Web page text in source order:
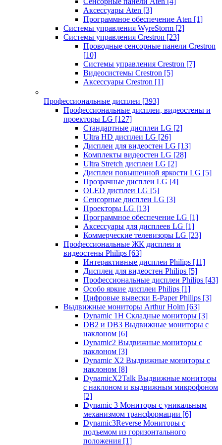
Аксессуары Aten [3]
Программное обеспечение Aten [1]
Системы управления WyreStorm [2]
Системы управления Crestron [23]
Проводные сенсорные панели Crestron
[10]
Системы управления Crestron [7]
Видеосистемы Crestron [5]
Аксессуары Crestron [1]
Профессиональные дисплеи [393]
Профессиональные дисплеи, видеостены и
проекторы LG [127]
Стандартные дисплеи LG [2]
Ultra HD дисплеи LG [26]
Дисплеи для видеостен LG [13]
Комплекты видеостен LG [28]
Ultra Stretch дисплеи LG [2]
Дисплеи повышенной яркости LG [5]
Прозрачные дисплеи LG [4]
OLED дисплеи LG [5]
Сенсорные дисплеи LG [3]
Проекторы LG [13]
Программное обеспечение LG [1]
Аксессуары для дисплеев LG [1]
Коммерческие телевизоры LG [23]
Профессиональные ЖК дисплеи и
видеостены Philips [63]
Интерактивные дисплеи Philips [11]
Дисплеи для видеостен Philips [5]
Профессиональные дисплеи Philips [43]
Особо яркие дисплеи Philips [1]
Цифровые вывески E-Paper Philips [3]
Выдвижные мониторы Arthur Holm [63]
Dynamic 1Н Складные мониторы [3]
DB2 и DB3 Выдвижные мониторы с
наклоном [6]
Dynamic2 Выдвижные мониторы с
наклоном [3]
Dynamic X2 Выдвижные мониторы с
наклоном [8]
DynamicX2Talk Выдвижные мониторы
с наклоном и выдвижным микрофоном
[2]
Dynamic 3 Мониторы с уникальным
механизмом трансформации [6]
Dynamic3Reverse Мониторы с
подъемом из горизонтального
положения [1]